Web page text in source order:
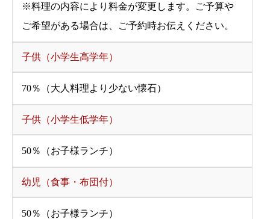
※料理の内容により料金が変更します。ご予算や
ご希望がある場合は、ご予約時お伝えください。
子供（小学生高学年）
70％（大人料理より少ない懐石）
子供（小学生低学年）
50％（お子様ランチ）
幼児（食事・布団付）
50％（お子様ランチ）